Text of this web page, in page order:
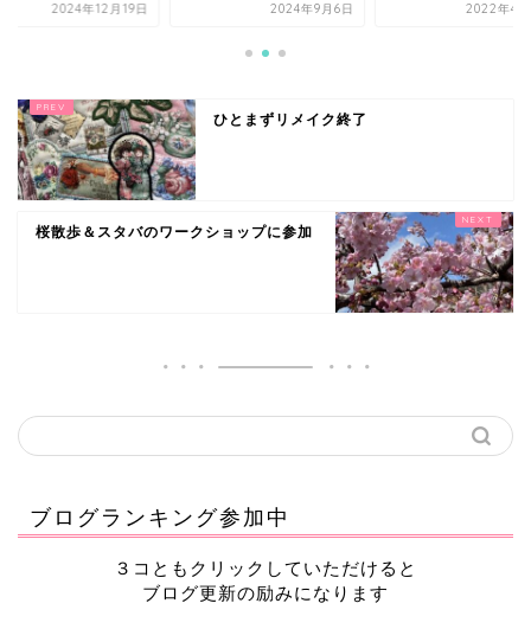
2024年12月19日 2024年9月6日 2022年4
ひとまずリメイク終了
桜散歩＆スタバのワークショップに参加
ブログランキング参加中
３コともクリックしていただけると
ブログ更新の励みになります